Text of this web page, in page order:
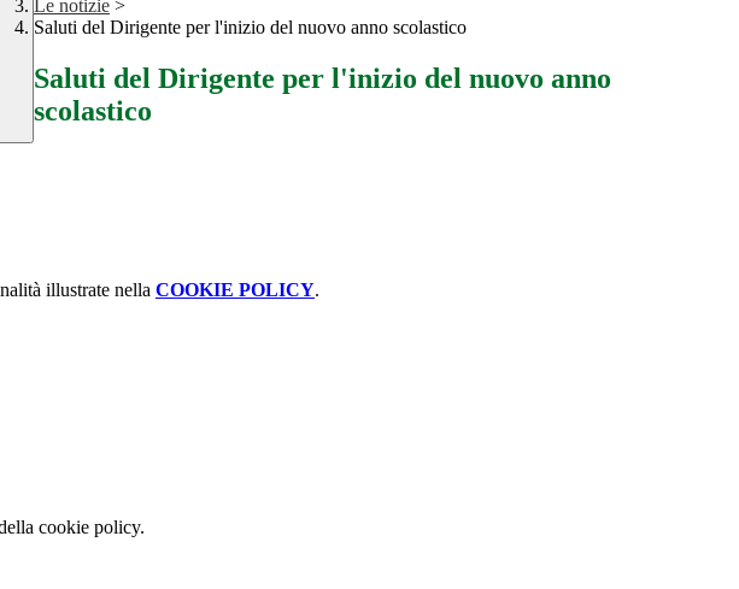
Le notizie >
Saluti del Dirigente per l'inizio del nuovo anno scolastico
Saluti del Dirigente per l'inizio del nuovo anno
scolastico
illustrate nella COOKIE POLICY.
cookie policy.